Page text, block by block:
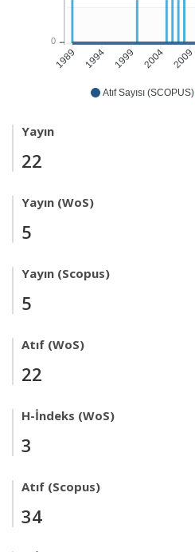
Atıf Sayısı (SCOPUS)
1989 1994 1999 2004 2009
0
Yayın
22
Yayın (WoS)
5
Yayın (Scopus)
5
Atıf (WoS)
22
H-İndeks (WoS)
3
Atıf (Scopus)
34